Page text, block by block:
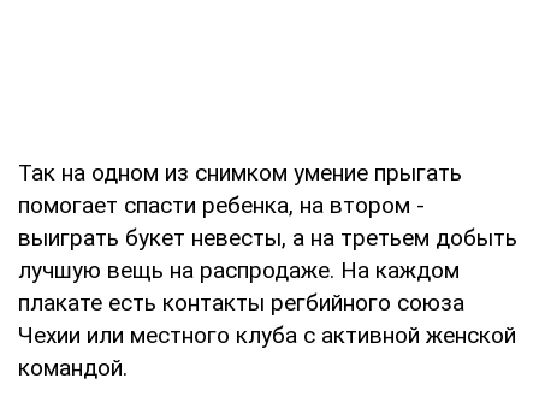
Так на одном из снимком умение прыгать
помогает спасти ребенка, на втором -
выиграть букет невесты, а на третьем добыть
лучшую вещь на распродаже. На каждом
плакате есть контакты регбийного союза
Чехии или местного клуба с активной женской
командой.